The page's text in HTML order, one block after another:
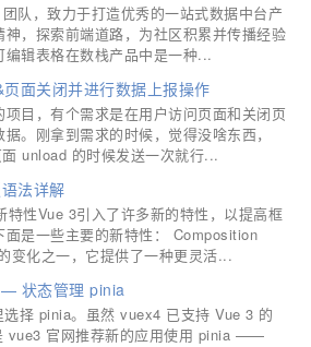
队，致力于打造优秀的一站式数据中台产
，探索前端道路，为社区积累并传播经验
辑表格在数栈产品中是一种...
面关闭并进行数据上报操作
目，有个需求是在用户访问页面和关闭页
。刚拿到需求的时候，觉得没啥东西，
unload 的时候发送一次就行...
法详解
性Vue 3引入了许多新的特性，以提高框
面是一些主要的新特性： Composition
变化之一，它提供了一种更灵活...
状态管理 pinia
择 pinia。虽然 vuex4 已支持 Vue 3 的
vue3 官网推荐新的应用使用 pinia ——